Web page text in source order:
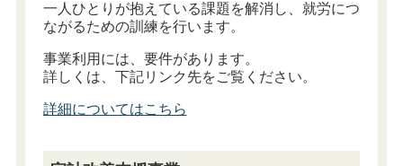
一人ひとりが抱えている課題を解消し、就労につ
ながるための訓練を行います。
事業利用には、要件があります。
詳しくは、下記リンク先をご覧ください。
詳細についてはこちら